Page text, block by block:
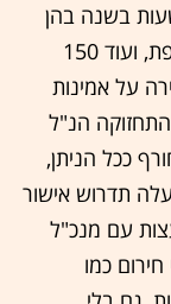
בסופו של דבר, הוסכם על 350 שעות בשנה בהן
היחידות יוכלו לעבוד לצורך תחזוקתן השוטפת, ועוד 150
על אמינות
הנ"ל
ככל הניתן,
תדרוש אישור
עם מנכ"ל
כמו